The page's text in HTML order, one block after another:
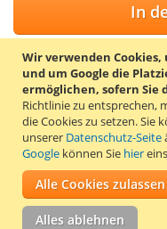
Wir verwenden
und um Google die
ermöglichen, sofern Sie
Richtlinie zu entsprechen,
die Cookies zu setzen.Sie
unserer Datenschutz-Seite
Google können Sie hier
Alle Cookies zulassen
Alles ablehnen
In
ZUR
ZUR
Der Edding 3000
1,5 bis 3 mm und eignet
Papier, Karton, Metall,